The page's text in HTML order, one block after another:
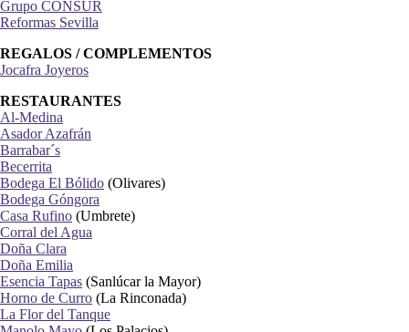
Grupo CONSUR
Reformas Sevilla
REGALOS / COMPLEMENTOS
Jocafra Joyeros
RESTAURANTES
Al-Medina
Asador Azafrán
Barrabar´s
Becerrita
Bodega El Bólido (Olivares)
Bodega Góngora
Casa Rufino (Umbrete)
Corral del Agua
Doña Clara
Doña Emilia
Esencia Tapas (Sanlúcar la Mayor)
Horno de Curro (La Rinconada)
La Flor del Tanque